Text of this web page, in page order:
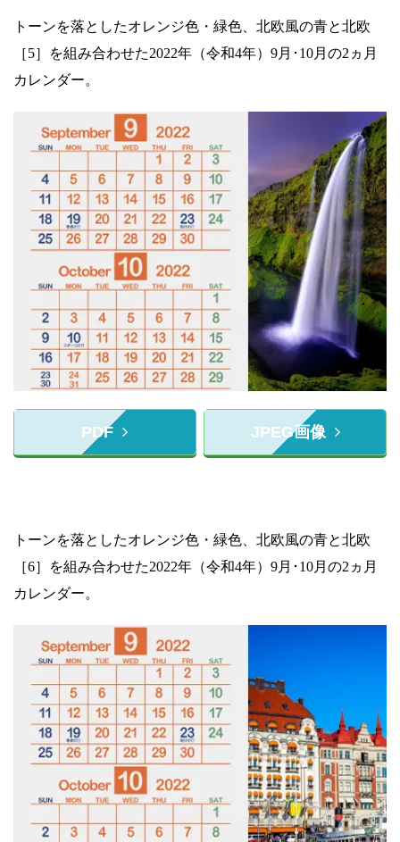
トーンを落としたオレンジ色・緑色、北欧風の青と北欧
［5］を組み合わせた2022年（令和4年）9月･10月の2ヵ月
カレンダー。
PDF JPEG画像
トーンを落としたオレンジ色・緑色、北欧風の青と北欧
［6］を組み合わせた2022年（令和4年）9月･10月の2ヵ月
カレンダー。